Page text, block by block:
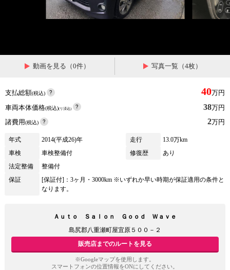
動画を見る（0件） 写真一覧（4枚）
支払総額(税込) 40万円
車両本体価格(税込)(リ済込) 38万円
諸費用(税込) 2万円
年式 2014(平成26)年 走行
13.0万km
車検
車検整備付 修復歴
あり
法定整備
整備付
保証
[保証付]：3ヶ月・3000km ※いずれか早い時期が保証適用の条件と
なります。
Ａｕｔｏ Ｓａｌｏｎ Ｇｏｏｄ Ｗａｖｅ
島尻郡八重瀬町屋宜原５００－２
販売店までのルートを見る
※Googleマップを使用します。
スマートフォンの位置情報をONにしてください。